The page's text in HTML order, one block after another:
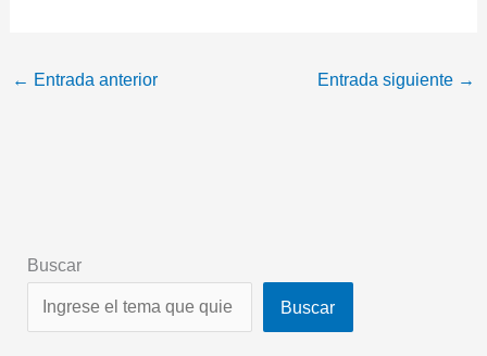
← Entrada anterior Entrada siguiente →
Buscar
Buscar